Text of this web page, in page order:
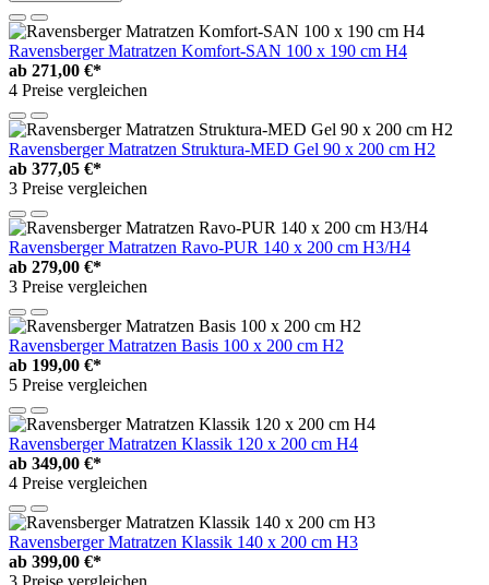
Ravensberger Matratzen Komfort-SAN 100 x 190 cm H4
ab 271,00 €*
4 Preise vergleichen
Ravensberger Matratzen Struktura-MED Gel 90 x 200 cm H2
ab 377,05 €*
3 Preise vergleichen
Ravensberger Matratzen Ravo-PUR 140 x 200 cm H3/H4
ab 279,00 €*
3 Preise vergleichen
Ravensberger Matratzen Basis 100 x 200 cm H2
ab 199,00 €*
5 Preise vergleichen
Ravensberger Matratzen Klassik 120 x 200 cm H4
ab 349,00 €*
4 Preise vergleichen
Ravensberger Matratzen Klassik 140 x 200 cm H3
ab 399,00 €*
3 Preise vergleichen